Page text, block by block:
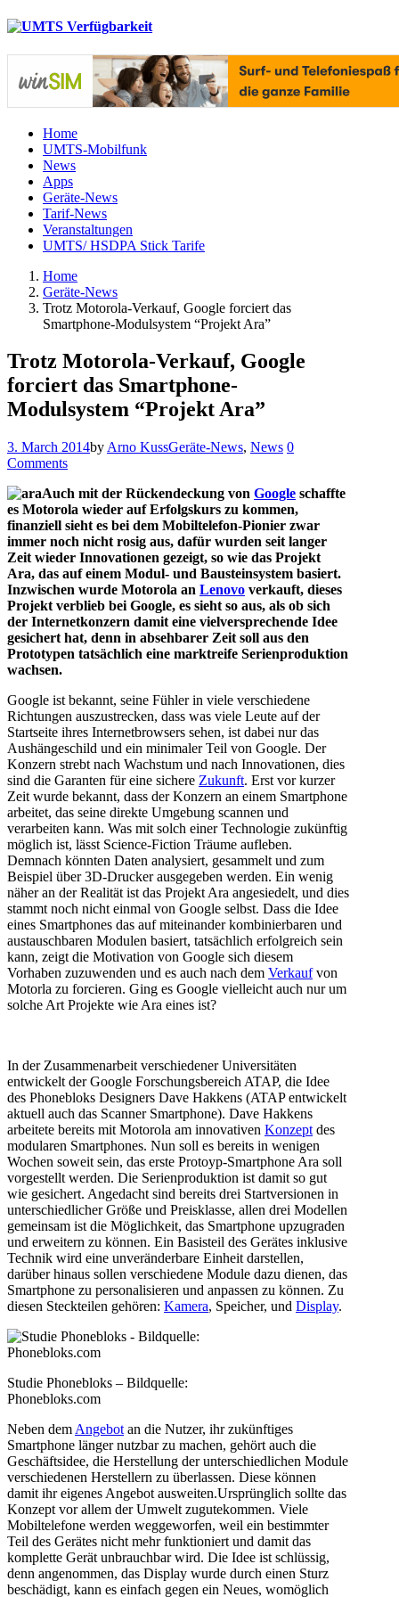
Home
UMTS-Mobilfunk
News
Apps
Geräte-News
Tarif-News
Veranstaltungen
UMTS/ HSDPA Stick Tarife
Home
Geräte-News
Trotz Motorola-Verkauf, Google forciert das
Smartphone-Modulsystem “Projekt Ara”
Trotz Motorola-Verkauf, Google
forciert das Smartphone-
Modulsystem “Projekt Ara”
3. March 2014by Arno KussGeräte-News, News 0
Comments
Auch mit der Rückendeckung von Google schaffte
es Motorola wieder auf Erfolgskurs zu kommen,
finanziell sieht es bei dem Mobiltelefon-Pionier zwar
immer noch nicht rosig aus, dafür wurden seit langer
Zeit wieder Innovationen gezeigt, so wie das Projekt
Ara, das auf einem Modul- und Bausteinsystem basiert.
Inzwischen wurde Motorola an Lenovo verkauft, dieses
Projekt verblieb bei Google, es sieht so aus, als ob sich
der Internetkonzern damit eine vielversprechende Idee
gesichert hat, denn in absehbarer Zeit soll aus den
Prototypen tatsächlich eine marktreife Serienproduktion
wachsen.
Google ist bekannt, seine Fühler in viele verschiedene
Richtungen auszustrecken, dass was viele Leute auf der
Startseite ihres Internetbrowsers sehen, ist dabei nur das
Aushängeschild und ein minimaler Teil von Google. Der
Konzern strebt nach Wachstum und nach Innovationen, dies
sind die Garanten für eine sichere Zukunft. Erst vor kurzer
Zeit wurde bekannt, dass der Konzern an einem Smartphone
arbeitet, das seine direkte Umgebung scannen und
verarbeiten kann. Was mit solch einer Technologie zukünftig
möglich ist, lässt Science-Fiction Träume aufleben.
Demnach könnten Daten analysiert, gesammelt und zum
Beispiel über 3D-Drucker ausgegeben werden. Ein wenig
näher an der Realität ist das Projekt Ara angesiedelt, und dies
stammt noch nicht einmal von Google selbst. Dass die Idee
eines Smartphones das auf miteinander kombinierbaren und
austauschbaren Modulen basiert, tatsächlich erfolgreich sein
kann, zeigt die Motivation von Google sich diesem
Vorhaben zuzuwenden und es auch nach dem Verkaufvon
Motorla zu forcieren. Ging es Google vielleicht auch nur um
solche Art Projekte wie Ara eines ist?
In der Zusammenarbeit verschiedener Universitäten
entwickelt der Google Forschungsbereich ATAP, die Idee
des Phonebloks Designers Dave Hakkens (ATAP entwickelt
aktuell auch das Scanner Smartphone). Dave Hakkens
arbeitete bereits mit Motorola am innovativen Konzept des
modularen Smartphones. Nun soll es bereits in wenigen
Wochen soweit sein, das erste Protoyp-Smartphone Ara soll
vorgestellt werden. Die Serienproduktion ist damit so gut
wie gesichert. Angedacht sind bereits drei Startversionen in
unterschiedlicher Größe und Preisklasse, allen drei Modellen
gemeinsam ist die Möglichkeit, das Smartphone upzugraden
und erweitern zu können. Ein Basisteil des Gerätes inklusive
Technik wird eine unveränderbare Einheit darstellen,
darüber hinaus sollen verschiedene Module dazu dienen, das
Smartphone zu personalisieren und anpassen zu können. Zu
diesen Steckteilen gehören: Kamera, Speicher, und Display.
Studie Phonebloks – Bildquelle:
Phonebloks.com
Neben dem Angebot an die Nutzer, ihr zukünftiges
Smartphone länger nutzbar zu machen, gehört auch die
Geschäftsidee, die Herstellung der unterschiedlichen Module
verschiedenen Herstellern zu überlassen. Diese können
damit ihr eigenes Angebot ausweiten.Ursprünglich sollte das
Konzept vor allem der Umwelt zugutekommen. Viele
Mobiltelefone werden weggeworfen, weil ein bestimmter
Teil des Gerätes nicht mehr funktioniert und damit das
komplette Gerät unbrauchbar wird. Die Idee ist schlüssig,
denn angenommen, das Display wurde durch einen Sturz
beschädigt, kann es einfach gegen ein Neues, womöglich